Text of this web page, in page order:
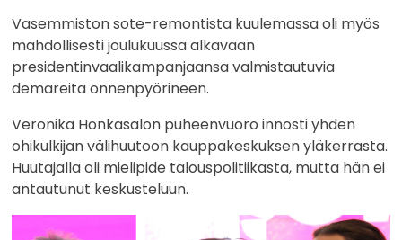
Vasemmiston sote-remontista kuulemassa oli myös
mahdollisesti joulukuussa alkavaan
presidentinvaalikampanjaansa valmistautuvia
demareita onnenpyörineen.
Veronika Honkasalon puheenvuoro innosti yhden
ohikulkijan välihuutoon kauppakeskuksen yläkerrasta.
Huutajalla oli mielipide talouspolitiikasta, mutta hän ei
antautunut keskusteluun.